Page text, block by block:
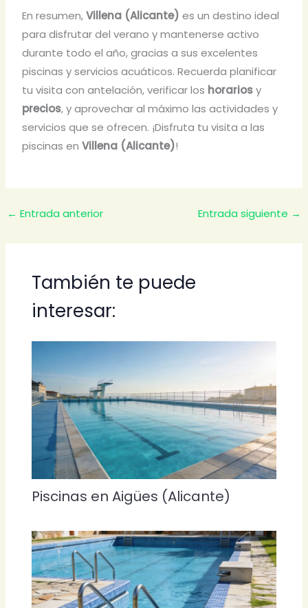
En resumen,Villena (Alicante) es un destino ideal
para disfrutar del verano y mantenerse activo
durante todo el año, gracias a sus excelentes
piscinas y servicios acuáticos. Recuerda planificar
tu visita con antelación, verificar los horariosy
precios, y aprovechar al máximo las actividades y
servicios que se ofrecen. ¡Disfruta tu visita a las
piscinas enVillena (Alicante)!
← Entrada anterior Entrada siguiente →
También te puede
interesar:
Piscinas en Aigües (Alicante)